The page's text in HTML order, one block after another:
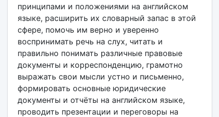
принципами и положениями на английском
языке, расширить их словарный запас в этой
сфере, помочь им верно и уверенно
воспринимать речь на слух, читать и
правильно понимать различные правовые
документы и корреспонденцию, грамотно
выражать свои мысли устно и письменно,
формировать основные юридические
документы и отчёты на английском языке,
проводить презентации и переговоры на